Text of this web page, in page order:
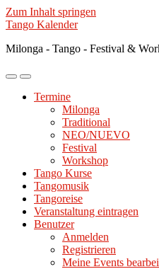
Zum Inhalt springen
Tango Kalender
Milonga - Tango - Festival &
Mobile-
ein-/ausblenden
Suchfeld
ein-/ausblenden
Termine
Milonga
Traditional
NEO/NUEVO
Festival
Workshop
Tango Kurse
Tangomusik
Tangoreise
Veranstaltung eintragen
Benutzer
Anmelden
Registrieren
Meine Events